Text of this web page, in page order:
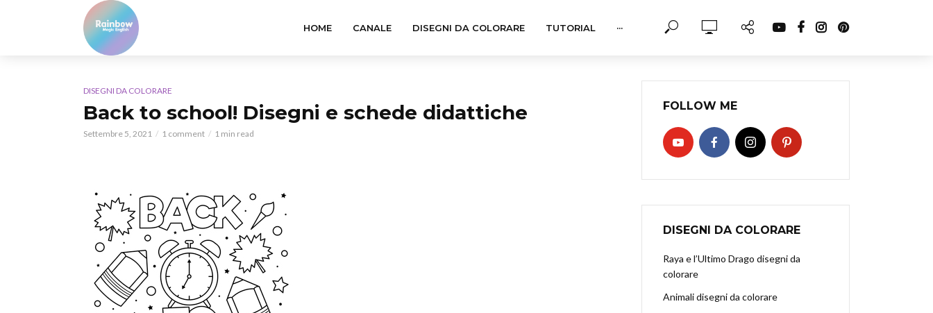
HOME CANALE DISEGNI DA COLORARE TUTORIAL ···
DISEGNI DA COLORARE
Back to school! Disegni e schede didattiche
Settembre 5, 2021 1 comment 1 min read
FOLLOW ME
DISEGNI DA COLORARE
Raya e l’Ultimo Drago disegni da
colorare
Animali disegni da colorare